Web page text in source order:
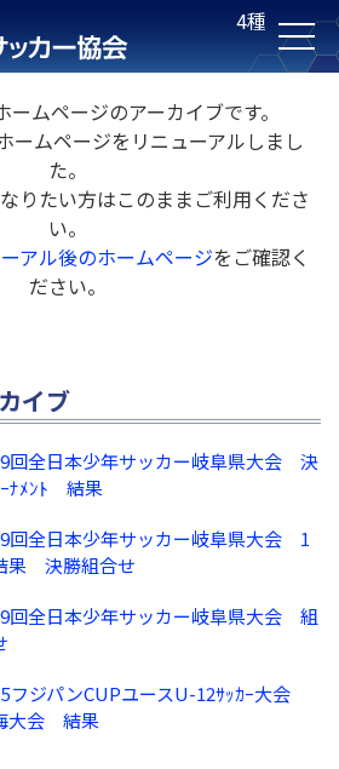
4種
ームページのアーカイブです。
ームページをリニューアルしまし
た。
りたい方はこのままご利用くださ
い。
アル後のホームページをご確認く
ださい。
イブ
回全日本少年サッカー岐阜県大会 決
ﾅﾒﾝﾄ 結果
回全日本少年サッカー岐阜県大会 1
果 決勝組合せ
回全日本少年サッカー岐阜県大会 組
フジパンCUPユースU-12ｻｯｶｰ大会
大会 結果